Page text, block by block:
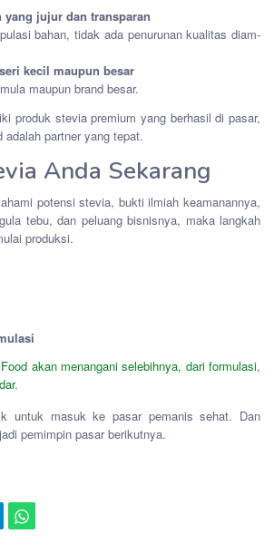
yang jujur dan transparan
bahan, tidak ada penurunan kualitas diam-
kecil maupun besar
maupun brand besar.
produk stevia premium yang berhasil di pasar,
partner yang tepat.
Anda Sekarang
potensi stevia, bukti ilmiah keamanannya,
tebu, dan peluang bisnisnya, maka langkah
produksi.
akan menangani selebihnya, dari formulasi,
.
untuk masuk ke pasar pemanis sehat. Dan
pemimpin pasar berikutnya.